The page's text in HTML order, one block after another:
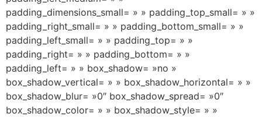
padding_dimensions_small= » » padding_top_small= » »
padding_right_small= » » padding_bottom_small= » »
padding_left_small= » » padding_top= » »
padding_right= » » padding_bottom= » »
padding_left= » » box_shadow= »no »
box_shadow_vertical= » » box_shadow_horizontal= » »
box_shadow_blur= »0″ box_shadow_spread= »0″
box_shadow_color= » » box_shadow_style= » »